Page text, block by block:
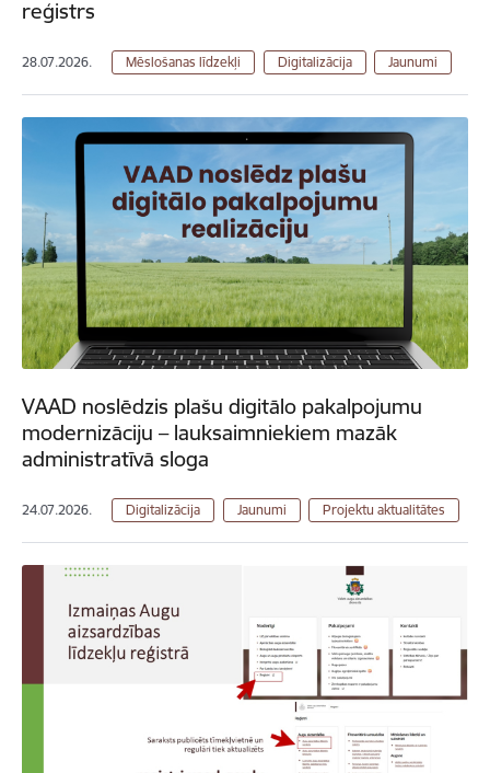
reģistrs
28.07.2026. Mēslošanas līdzekļi Digitalizācija Jaunumi
VAAD noslēdzis plašu digitālo pakalpojumu
modernizāciju – lauksaimniekiem mazāk
administratīvā sloga
24.07.2026. Digitalizācija Jaunumi Projektu aktualitātes